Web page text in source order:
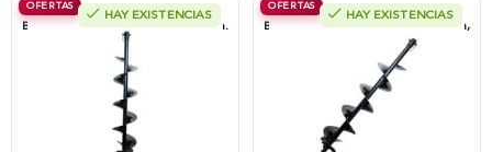
OFERTAS
HAY EXISTENCIAS
Barreno Para Ahoyador 10Cm X 80Cm.
205.910
195.615
OFERTAS
HAY EXISTENCIAS
Barreno Para Ahoyador 15Cm X 80Cm,
240.674
$228.641